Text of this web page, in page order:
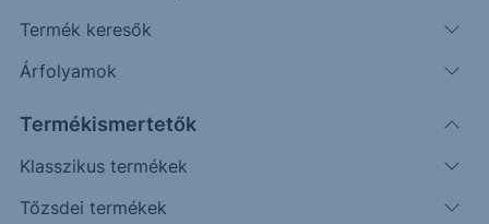
Termék keresők
Árfolyamok
Termékismertetők
Klasszikus termékek
Tőzsdei termékek